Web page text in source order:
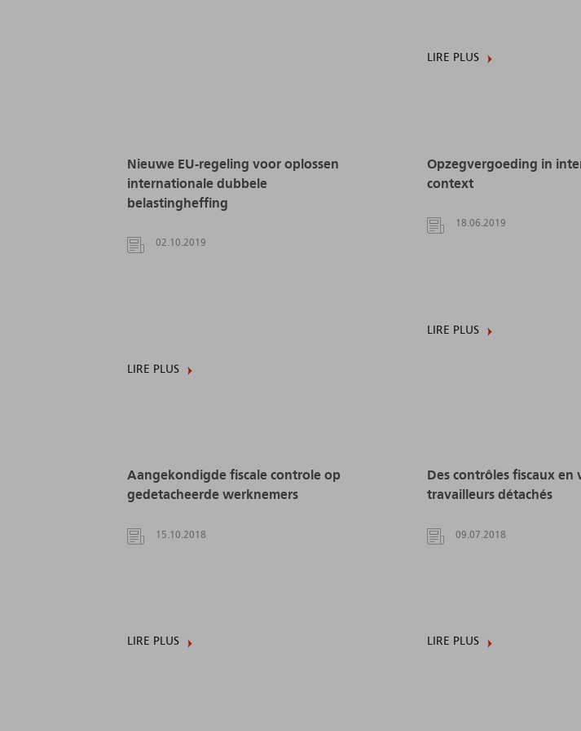
LIRE PLUS
Nieuwe EU-regeling voor oplossen
internationale dubbele
belastingheffing
02.10.2019
LIRE PLUS
Opzegvergoeding in
context
18.06.2019
LIRE PLUS
Aangekondigde fiscale controle op
gedetacheerde werknemers
15.10.2018
LIRE PLUS
Des contrôles fiscaux en
travailleurs détachés
09.07.2018
LIRE PLUS